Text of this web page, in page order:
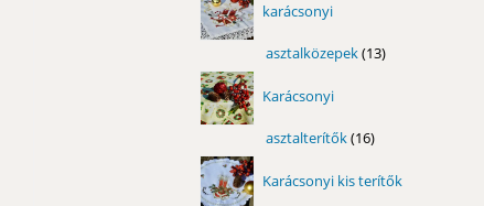
karácsonyi
asztalközepek 1313
Karácsonyi
asztalterítők 1616
Karácsonyi kis terítők